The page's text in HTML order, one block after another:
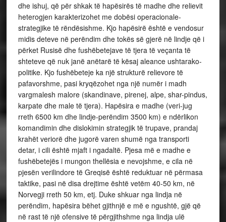
dhe ishuj, që për shkak të hapësirës të madhe dhe relievit
heterogjen karakterizohet me dobësi operacionale-
strategjike të rëndësishme. Kjo hapësirë ​​është e vendosur
midis deteve në perëndim dhe tokës së gjerë në lindje që i
përket Rusisë dhe fushëbetejave të tjera të veçanta të
shteteve që nuk janë anëtarë të kësaj aleance ushtarako-
politike. Kjo fushëbeteje ka një strukturë relievore të
pafavorshme, pasi kryqëzohet nga një numër i madh
vargmalesh malore (skandinave, pirenej, alpe, shar-pindus,
karpate dhe male të tjera). Hapësira e madhe (veri-jug
rreth 6500 km dhe lindje-perëndim 3500 km) e ndërlikon
komandimin dhe dislokimin strategjik të trupave, prandaj
krahët veriorë dhe jugorë varen shumë nga transporti
detar, i cili është mjaft i ngadaltë. Pjesa më e madhe e
fushëbetejës i mungon thellësia e nevojshme, e cila në
pjesën verilindore të Greqisë është reduktuar në përmasa
taktike, pasi në disa drejtime është vetëm 40-50 km, në
Norvegji rreth 50 km, etj. Duke shkuar nga lindja në
perëndim, hapësira bëhet gjithnjë e më e ngushtë, gjë që
në rast të një ofensive të përgjithshme nga lindja ulë